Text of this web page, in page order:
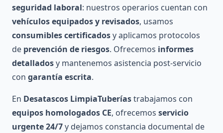
seguridad laboral: nuestros operarios cuentan con
vehículos equipados y revisados, usamos
consumibles certificadosy aplicamos protocolos
de prevención de riesgos. Ofrecemos informes
detalladosy mantenemos asistencia post-servicio
con garantía escrita.
En Desatascos LimpiaTuberíastrabajamos con
equipos homologados CE, ofrecemos servicio
urgente 24/7y dejamos constancia documental de